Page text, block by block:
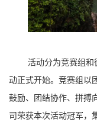
活动分为竞赛组
动正式开始。竞赛组以
鼓励、团结协作、拼搏
司荣获本次活动冠军，